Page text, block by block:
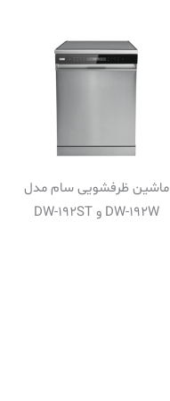
ماشین ظرفشویی سام مدل
DW-192W و DW-192ST